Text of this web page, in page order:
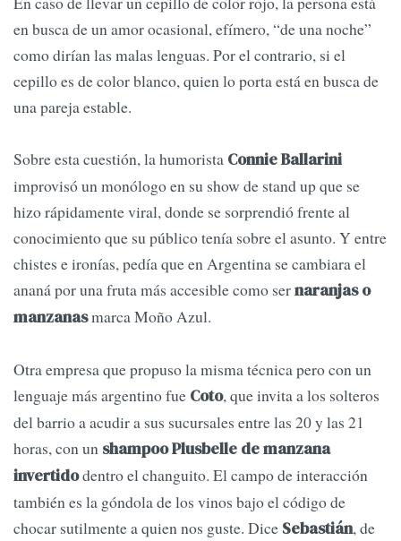
en busca de un amor ocasional, efímero, “de una noche”
como dirían las malas lenguas. Por el contrario, si el
cepillo es de color blanco, quien lo porta está en busca de
una pareja estable.
Sobre esta cuestión, la humorista Connie Ballarini
improvisó un monólogo en su show de stand up que se
hizo rápidamente viral, donde se sorprendió frente al
conocimiento que su público tenía sobre el asunto. Y entre
chistes e ironías, pedía que en Argentina se cambiara el
ananá por una fruta más accesible como sernaranjas o
manzanasmarca Moño Azul.
Otra empresa que propuso la misma técnica pero con un
lenguaje más argentino fue Coto, que invita a los solteros
del barrio a acudir a sus sucursales entre las 20 y las 21
horas, con un shampoo Plusbelle de manzana
invertidodentro el changuito. El campo de interacción
también es la góndola de los vinos bajo el código de
chocar sutilmente a quien nos guste. Dice Sebastián, de